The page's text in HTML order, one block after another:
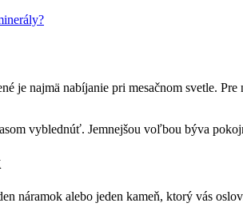
je najmä nabíjanie pri mesačnom svetle.
vyblednúť. Jemnejšou voľbou býva
náramok alebo jeden kameň, ktorý vás